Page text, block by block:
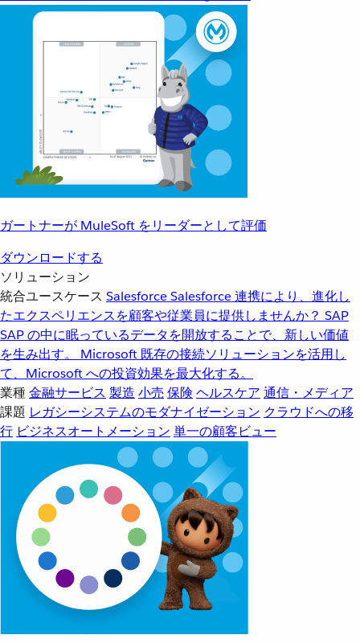
ガートナーが MuleSoft をリーダーとして評価
ダウンロードする
ソリューション
統合ユースケース SalesforceSalesforce 連携により、進化し
たエクスペリエンスを顧客や従業員に提供しませんか？ SAP
SAP の中に眠っているデータを開放することで、新しい価値
を生み出す。
Microsoft 既存の接続ソリューションを活用し
て、Microsoft への投資効果を最大化する。
業種金融サービス 製造 小売 保険 ヘルスケア 通信・メディア
課題 レガシーシステムのモダナイゼーション クラウドへの移
行 ビジネスオートメーション 単一の顧客ビュー